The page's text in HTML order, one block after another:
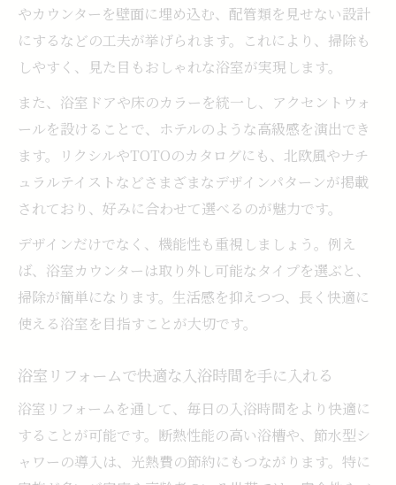
やカウンターを壁面に埋め込む、配管類を見せない設計
にするなどの工夫が挙げられます。これにより、掃除も
しやすく、見た目もおしゃれな浴室が実現します。
また、浴室ドアや床のカラーを統一し、アクセントウォ
ールを設けることで、ホテルのような高級感を演出でき
ます。リクシルやTOTOのカタログにも、北欧風やナチ
ュラルテイストなどさまざまなデザインパターンが掲載
されており、好みに合わせて選べるのが魅力です。
デザインだけでなく、機能性も重視しましょう。例え
ば、浴室カウンターは取り外し可能なタイプを選ぶと、
掃除が簡単になります。生活感を抑えつつ、長く快適に
使える浴室を目指すことが大切です。
浴室リフォームで快適な入浴時間を手に入れる
浴室リフォームを通して、毎日の入浴時間をより快適に
することが可能です。断熱性能の高い浴槽や、節水型シ
ャワーの導入は、光熱費の節約にもつながります。特に